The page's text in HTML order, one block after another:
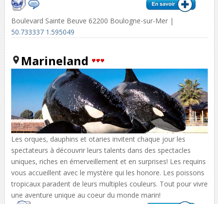
Boulevard Sainte Beuve 62200 Boulogne-sur-Mer |
50.733337 1.595049
Marineland
Les orques, dauphins et otaries invitent chaque jour les
spectateurs à découvrir leurs talents dans des spectacles
uniques, riches en émerveillement et en surprises! Les requins
vous accueillent avec le mystère qui les honore. Les poissons
tropicaux paradent de leurs multiples couleurs. Tout pour vivre
une aventure unique au coeur du monde marin!